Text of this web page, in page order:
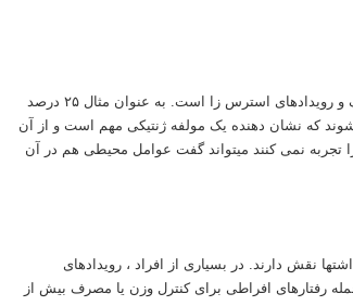
به عقیده روانشناسان ، اسکیزوفرنی ناشی از ترکیب ژنتیک و رویدادهای استرس زا است. به عنوان مثال ۲۵ درصد
شوند که نشان دهنده یک مولفه ژنتیکی مهم است و از آن
تجربه نمی کنند میتواند گفت عوامل محیطی هم در آن
نقش دارند. در بسیاری از افراد ، رویدادهای
رفتارهای افراطی برای کنترل وزن یا مصرف بیش از